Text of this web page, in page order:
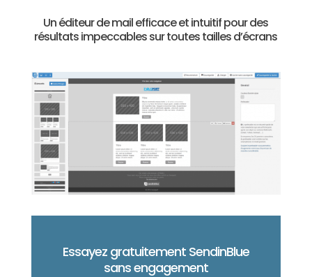
Un éditeur de mail efficace et intuitif pour des
résultats impeccables sur toutes tailles d’écrans
Essayez gratuitement SendinBlue
sans engagement